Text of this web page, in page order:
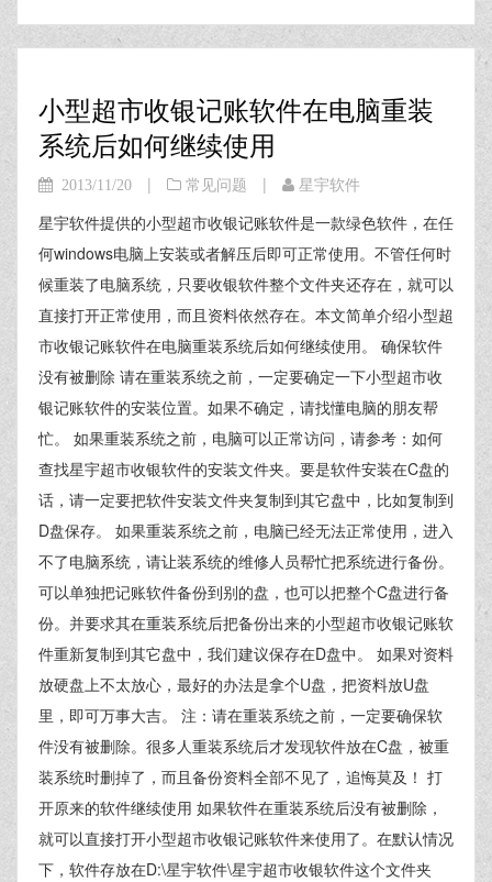
小型超市收银记账软件在电脑重装
系统后如何继续使用
2013/11/20 | 常见问题 | 星宇软件
星宇软件提供的小型超市收银记账软件是一款绿色软件，在任
何windows电脑上安装或者解压后即可正常使用。不管任何时
候重装了电脑系统，只要收银软件整个文件夹还存在，就可以
直接打开正常使用，而且资料依然存在。本文简单介绍小型超
市收银记账软件在电脑重装系统后如何继续使用。 确保软件
没有被删除 请在重装系统之前，一定要确定一下小型超市收
银记账软件的安装位置。如果不确定，请找懂电脑的朋友帮
忙。 如果重装系统之前，电脑可以正常访问，请参考：如何
查找星宇超市收银软件的安装文件夹。要是软件安装在C盘的
话，请一定要把软件安装文件夹复制到其它盘中，比如复制到
D盘保存。 如果重装系统之前，电脑已经无法正常使用，进入
不了电脑系统，请让装系统的维修人员帮忙把系统进行备份。
可以单独把记账软件备份到别的盘，也可以把整个C盘进行备
份。并要求其在重装系统后把备份出来的小型超市收银记账软
件重新复制到其它盘中，我们建议保存在D盘中。 如果对资料
放硬盘上不太放心，最好的办法是拿个U盘，把资料放U盘
里，即可万事大吉。 注：请在重装系统之前，一定要确保软
件没有被删除。很多人重装系统后才发现软件放在C盘，被重
装系统时删掉了，而且备份资料全部不见了，追悔莫及！ 打
开原来的软件继续使用 如果软件在重装系统后没有被删除，
就可以直接打开小型超市收银记账软件来使用了。在默认情况
下，软件存放在D:\星宇软件\星宇超市收银软件这个文件夹